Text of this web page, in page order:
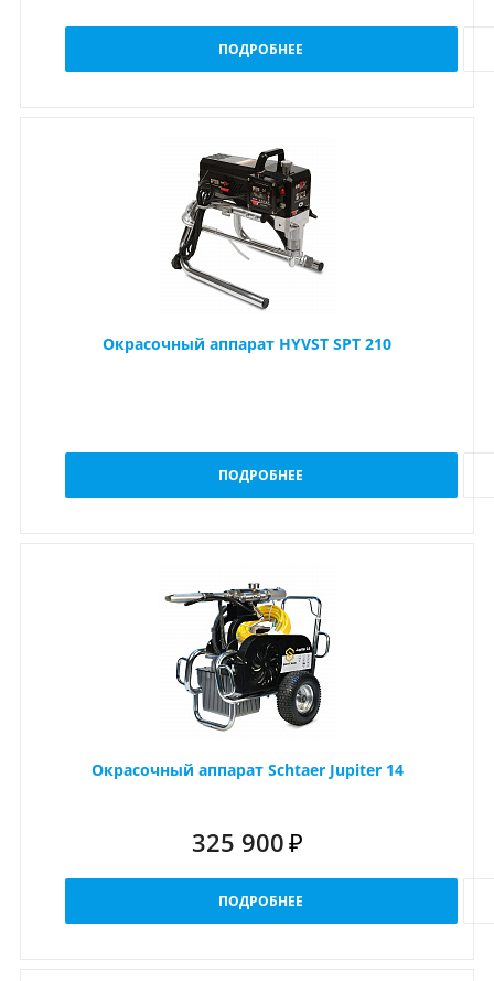
ПОДРОБНЕЕ
Окрасочный аппарат HYVST SPT 210
ПОДРОБНЕЕ
Окрасочный аппарат Schtaer Jupiter 14
325 900 ₽
ПОДРОБНЕЕ